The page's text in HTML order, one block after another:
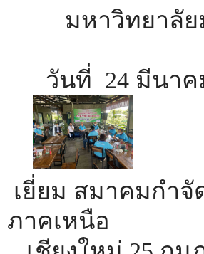
มหาวิทยาลั
วันที่ 24 มีนาค
เยี่ยม สมาคมกำจั
ภาคเหนือ